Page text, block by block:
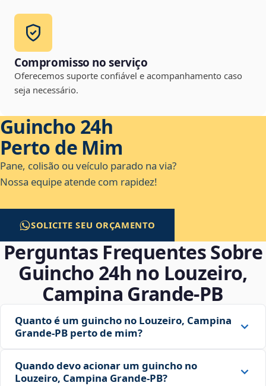
Compromisso no serviço
Oferecemos suporte confiável e acompanhamento caso
seja necessário.
Guincho 24h
Perto de Mim
Pane, colisão ou veículo parado na via?
Nossa equipe atende com rapidez!
SOLICITE SEU ORÇAMENTO
Perguntas Frequentes Sobre
Guincho 24h no Louzeiro,
Campina Grande‑PB
Quanto é um guincho no Louzeiro, Campina
Grande‑PB perto de mim?
Quando devo acionar um guincho no
Louzeiro, Campina Grande‑PB?